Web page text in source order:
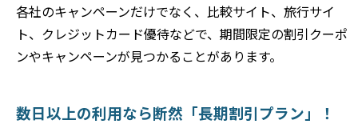
各社のキャンペーンだけでなく、比較サイト、旅行サイ
ト、クレジットカード優待などで、期間限定の割引クーポ
ンやキャンペーンが見つかることがあります。
数日以上の利用なら断然「長期割引プラン」！